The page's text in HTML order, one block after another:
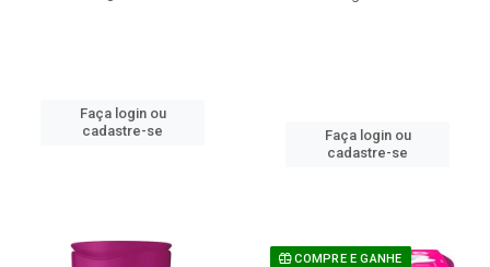
Faça login ou
cadastre-se
Faça login ou
cadastre-se
COMPRE E GANHE